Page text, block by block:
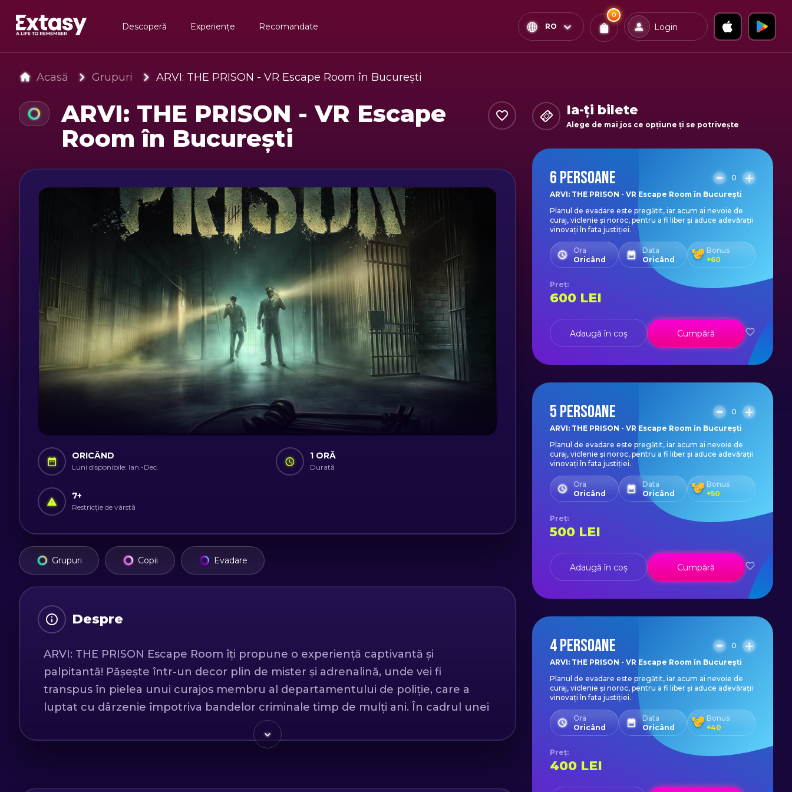
Descoperă Experiențe Recomandate RO
0
Ai0
x0
Bilete
Confirmă & Plătește
Login
Acasă Grupuri ARVI: THE PRISON - VR Escape Room în București
ARVI: THE PRISON - VR Escape
Room în București
ORICÂND
Luni disponibile: Ian.-Dec.
1 ORĂ
Durată
7+
Restricție de vârstă
Grupuri Copii Evadare
Despre
ARVI: THE PRISON Escape Room îți propune o experiență captivantă și
palpitantă! Pășește într-un decor plin de mister și adrenalină, unde vei fi
transpus în pielea unui curajos membru al departamentului de poliție, care a
luptat cu dârzenie împotriva bandelor criminale timp de mulți ani. În cadrul unei
mari operațiuni, eforturile tale și ale colegilor tăi au dus la demiterea mai multor
șefi de poliție corupți, însă din păcate, munca voastră curajoasă riscă să fie uitată.
Ia-ți bilete
Alege de mai jos ce opțiune ți se potrivește
6 PERSOANE
0
ARVI: THE PRISON - VR Escape Room în București
Planul de evadare este pregătit, iar acum ai nevoie de
curaj, viclenie și noroc, pentru a fi liber și aduce adevărații
vinovați în fata justiției.
Ora
Oricând
Data
Oricând
Bonus
+60
Preț:
600 LEI
Adaugă în coș Cumpără
5 PERSOANE
0
ARVI: THE PRISON - VR Escape Room în București
Planul de evadare este pregătit, iar acum ai nevoie de
curaj, viclenie și noroc, pentru a fi liber și aduce adevărații
vinovați în fata justiției.
Ora
Oricând
Data
Oricând
Bonus
+50
Preț:
500 LEI
Adaugă în coș Cumpără
4 PERSOANE
0
ARVI: THE PRISON - VR Escape Room în București
Planul de evadare este pregătit, iar acum ai nevoie de
curaj, viclenie și noroc, pentru a fi liber și aduce adevărații
vinovați în fata justiției.
Ora
Oricând
Data
Oricând
Bonus
+40
Preț:
400 LEI